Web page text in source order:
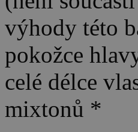
výhody této
pokožce
celé délce
mixtonů *